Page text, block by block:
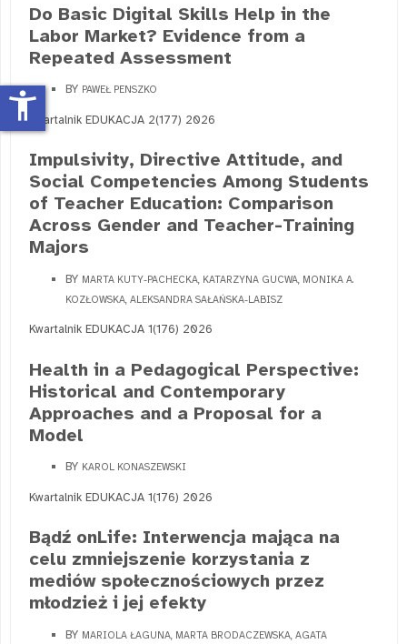
Do Basic Digital Skills Help in the
Labor Market? Evidence from a
Repeated Assessment
BY PAWEŁ PENSZKO
Kwartalnik EDUKACJA 2(177) 2026
Impulsivity, Directive Attitude, and
Social Competencies Among Students
of Teacher Education: Comparison
Across Gender and Teacher-Training
Majors
BY MARTA KUTY-PACHECKA, KATARZYNA GUCWA, MONIKA A.
KOZŁOWSKA, ALEKSANDRA SAŁAŃSKA-LABISZ
Kwartalnik EDUKACJA 1(176) 2026
Health in a Pedagogical Perspective:
Historical and Contemporary
Approaches and a Proposal for a
Model
BY KAROL KONASZEWSKI
Kwartalnik EDUKACJA 1(176) 2026
Bądź onLife: Interwencja mająca na
celu zmniejszenie korzystania z
mediów społecznościowych przez
młodzież i jej efekty
BY MARIOLA ŁAGUNA, MARTA BRODACZEWSKA, AGATA
accessibility_new